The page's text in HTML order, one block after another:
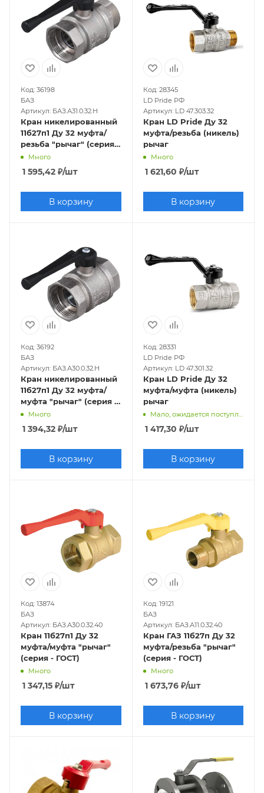
4 дюйма 3 дюйма
Отечественные
Хромированные
Силуминовые ДУ 150
Код: 36198
БАЗ
Артикул: БАЗ.А31.0.32.Н
Кран никелированный
11б27п1 Ду 32 муфта/
резьба "рычаг" (серия -
ГОСТ)
Много
1 595,42 ₽/шт
В корзину
Код: 28345
LD Pride РФ
Артикул: LD 47.303.32
Кран LD Pride Ду 32
муфта/резьба (никель)
рычаг
Много
1 621,60 ₽/шт
В корзину
Код: 36192
БАЗ
Артикул: БАЗ.А30.0.32.Н
Кран никелированный
11б27п1 Ду 32 муфта/
муфта "рычаг" (серия -
ГОСТ)
Много
1 394,32 ₽/шт
В корзину
Код: 28331
LD Pride РФ
Артикул: LD 47.301.32
Кран LD Pride Ду 32
муфта/муфта (никель)
рычаг
1 417,30 ₽/шт
В корзину
Код: 13874
БАЗ
Артикул: БАЗ.А30.0.32.40
Кран 11б27п1 Ду 32
муфта/муфта "рычаг"
(серия - ГОСТ)
Много
1 347,15 ₽/шт
В корзину
Код: 19121
БАЗ
Артикул: БАЗ.А11.0.32.40
Кран ГАЗ 11б27п Ду 32
муфта/резьба "рычаг"
(серия - ГОСТ)
Много
1 673,76₽/шт
В корзину